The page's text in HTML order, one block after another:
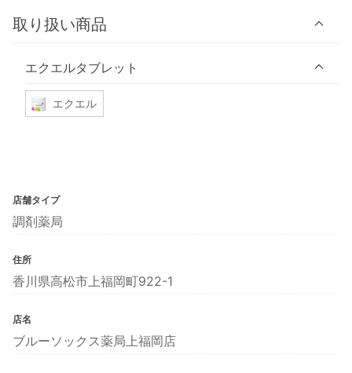
取り扱い商品
エクエルタブレット
エクエル
店舗タイプ
調剤薬局
住所
香川県高松市上福岡町922-1
店名
ブルーソックス薬局上福岡店